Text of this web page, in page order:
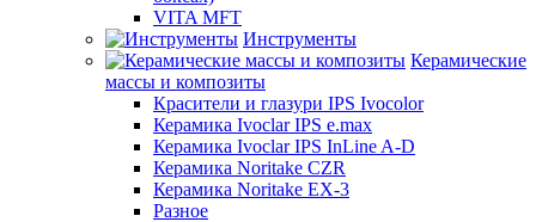
VITA MFT
Инструменты
Керамические
массы и композиты
Красители и глазури IPS Ivocolor
Керамика Ivoclar IPS e.max
Керамика Ivoclar IPS InLine A-D
Керамика Noritake CZR
Керамика Noritake EX-3
Разное